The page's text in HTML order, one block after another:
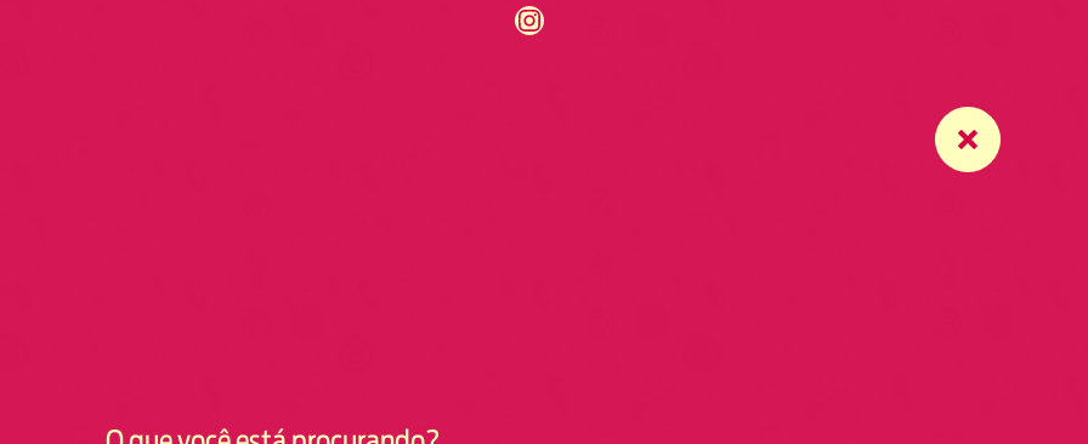
https://www.instagram.com/fmodia.cabofrio/